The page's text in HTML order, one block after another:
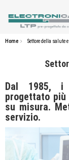
Home Settore della salute
Dal 1985, i
progettato
su misura.
servizio.